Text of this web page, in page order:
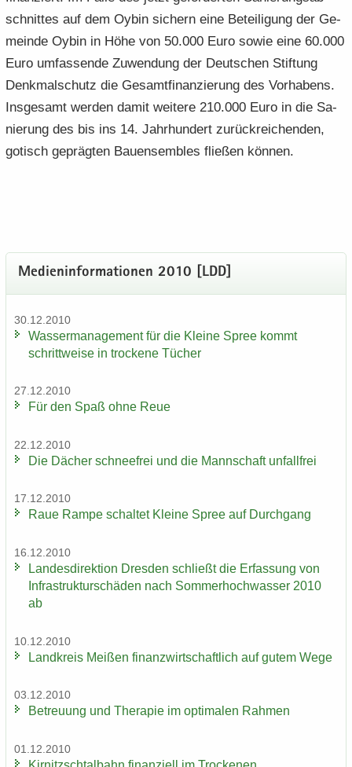
schnit­tes auf dem Oybin si­chern eine Be­tei­li­gung der Ge­
mein­de Oybin in Höhe von 50.000 Euro sowie eine 60.000
Euro um­fas­sen­de Zu­wen­dung der Deut­schen Stif­tung
Denkmal­schutz die Ge­samt­fi­nan­zie­rung des Vor­ha­bens.
Ins­ge­samt wer­den damit wei­tere 210.000 Euro in die Sa­
nie­rung des bis ins 14. Jahr­hun­dert zurückreichen­den,
go­tisch ge­präg­ten Bau­en­sem­bles flie­ßen kön­nen.
Me­di­en­in­for­ma­tio­nen 2010 [LDD]
30.12.2010
Was­ser­ma­nage­ment für die Klei­ne Spree kommt
schritt­wei­se in tro­cke­ne Tü­cher
27.12.2010
Für den Spaß ohne Reue
22.12.2010
Die Dä­cher schnee­frei und die Mann­schaft un­fall­frei
17.12.2010
Raue Rampe schal­tet Klei­ne Spree auf Durch­gang
16.12.2010
Lan­des­di­rek­ti­on Dres­den schließt die Er­fas­sung von
In­fra­struk­tur­schä­den nach Som­mer­hoch­was­ser 2010
ab
10.12.2010
Land­kreis Mei­ßen fi­nanz­wirt­schaft­lich auf gutem Wege
03.12.2010
Be­treu­ung und The­ra­pie im op­ti­ma­len Rah­men
01.12.2010